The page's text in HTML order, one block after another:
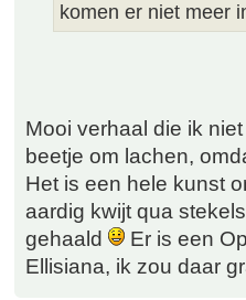
komen er niet meer
Mooi verhaal die ik
beetje om lachen,
Het is een hele kunst
aardig kwijt qua
gehaald
Er is een
Ellisiana, ik zou daar